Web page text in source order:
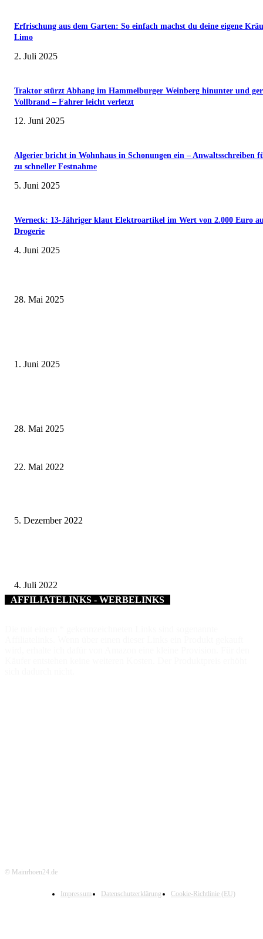
Erfrischung aus dem Garten: So einfach machst du deine eigene
Limo
2. Juli 2025
Traktor stürzt Abhang im Hammelburger Weinberg hinunter und
Vollbrand – Fahrer leicht verletzt
12. Juni 2025
Algerier bricht in Wohnhaus in Schonungen ein – Anwaltsschreiben
zu schneller Festnahme
5. Juni 2025
Werneck: 13-Jähriger klaut Elektroartikel im Wert von 2.000 Euro
Drogerie
4. Juni 2025
28. Mai 2025
1. Juni 2025
28. Mai 2025
22. Mai 2022
5. Dezember 2022
4. Juli 2022
AFFILIATELINKS - WERBELINKS
© Mainrhoen24.de
Impressum Datenschutzerklärung Cookie-Richtlinie (EU)